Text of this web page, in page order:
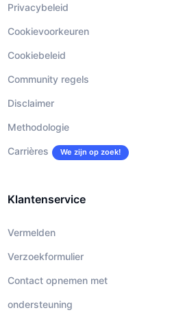
Privacybeleid
Cookievoorkeuren
Cookiebeleid
Community regels
Disclaimer
Methodologie
Carrières We zijn op zoek!
Klantenservice
Vermelden
Verzoekformulier
Contact opnemen met
ondersteuning